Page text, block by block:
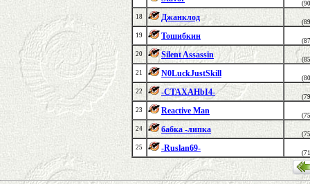
18
Джанклод
19
Тошибкин
20
Silent Assassin
21
N0LuckJustSkill
22
-CTAXAHbI4-
23
Reactive Man
24
бабка -липка
25
-Ruslan69-